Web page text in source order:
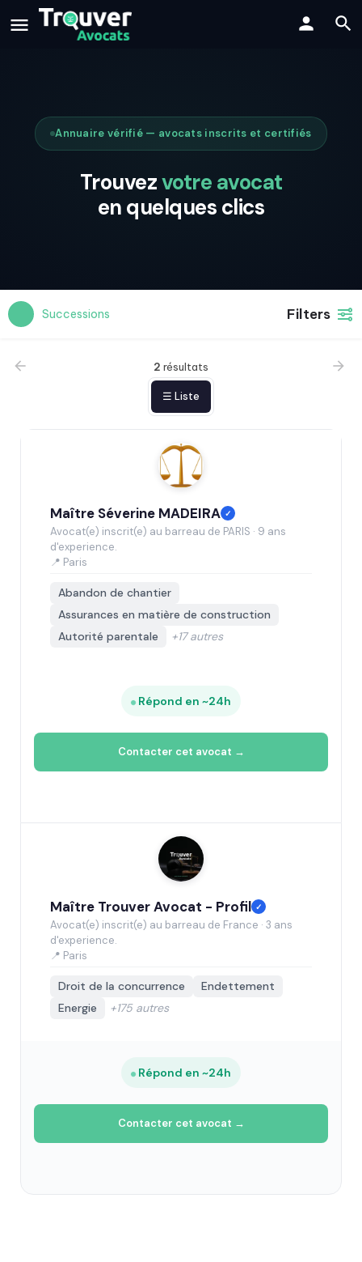
Annuaire vérifié — avocats inscrits et certifiés
Trouvezvotre avocat
en quelques clics
Successions Filters
2 résultats
☰ Liste
Maître Séverine MADEIRA ✓
Avocat(e) inscrit(e) au barreau de PARIS · 9 ans
d'experience.
📍 Paris
Abandon de chantier
Assurances en matière de construction
Autorité parentale
+17 autres
Répond en ~24h
Contacter cet avocat →
Maître Trouver Avocat - Profil ✓
Avocat(e) inscrit(e) au barreau de France · 3 ans
d'experience.
📍 Paris
Droit de la concurrence
Endettement
Energie
+175 autres
Répond en ~24h
Contacter cet avocat →